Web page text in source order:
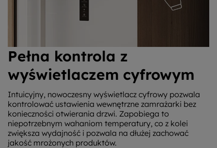
Pełna kontrola z
wyświetlaczem cyfrowym
Intuicyjny, nowoczesny wyświetlacz cyfrowy pozwala
kontrolować ustawienia wewnętrzne zamrażarki bez
konieczności otwierania drzwi. Zapobiega to
niepotrzebnym wahaniom temperatury, co z kolei
zwiększa wydajność i pozwala na dłużej zachować
jakość mrożonych produktów.